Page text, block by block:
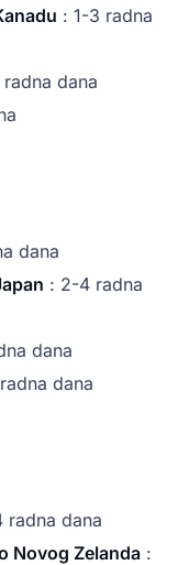
: 1-3 radna
dana
dana
: 2-4 radna
dana
dana
radna dana
Novog Zelanda :